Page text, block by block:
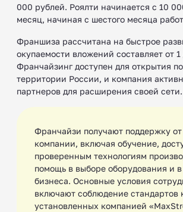
000 рублей. Роялти начинается с 10
месяц, начиная с шестого месяца
Франшиза рассчитана на быстрое
окупаемости вложений составляет от
Франчайзинг доступен для открытия
территории России, и компания
партнеров для расширения своей сети.
Франчайзи получают поддержку от
компании, включая обучение,
проверенным технологиям
помощь в выборе оборудования и
бизнеса. Основные условия
включают соблюдение стандартов
установленных компанией